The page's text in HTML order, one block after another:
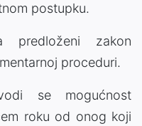
postupku.
predloženi zakon
proceduri.
se mogućnost
roku od onog koji